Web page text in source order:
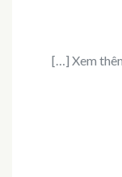
[…] Xem